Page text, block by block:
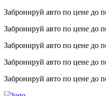
Забронируй авто по цене до
Забронируй авто по цене до
Забронируй авто по цене до
Забронируй авто по цене до
Забронируй авто по цене до